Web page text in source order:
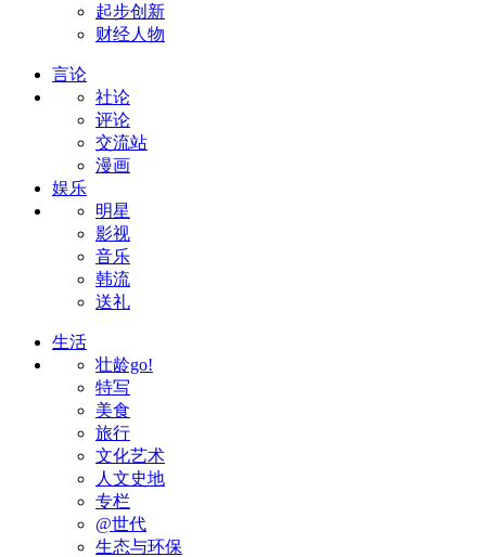
起步创新
财经人物
言论
社论
评论
交流站
漫画
娱乐
明星
影视
音乐
韩流
送礼
生活
壮龄go!
特写
美食
旅行
文化艺术
人文史地
专栏
@世代
生态与环保